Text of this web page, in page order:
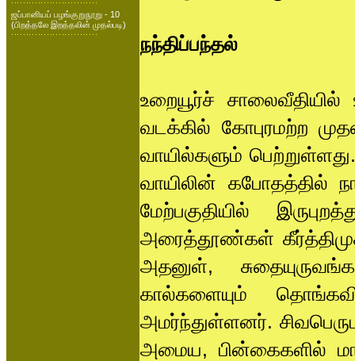
ஜப்பானியப் பழங்குறுநூறு - 10
(பிறத்தலே இறத்தலின் முதல்படி)
நந்திப்பந்தல்
உறையூர்ச்
வடக்கில் கோபுரமற்ற
வாயில்களும்
வாயிலின் கபோதத்தில்
மேற்பகுதியில்
அரைத்தூண்கள்
அதனுள்,
கால்களையும்
அமர்ந்துள்ளனர்.
அமைய, பின்கைகளில்